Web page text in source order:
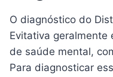
O diagnóstico do
Evitativa geralmente
de saúde mental,
Para diagnosticar